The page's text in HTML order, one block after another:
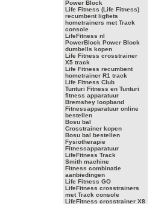
Power Block
Life Fitness (Life Fitness)
recumbent ligfiets
hometrainers met Track
console
LifeFitness nl
PowerBlock Power Block
dumbells kopen
Life Fitness crosstrainer
X5 track
Life Fitness recumbent
hometrainer R1 track
Life Fitness Club
Tunturi Fitness en Tunturi
fitness apparatuur
Bremshey loopband
Fitnessapparatuur online
bestellen
Bosu bal
Crosstrainer kopen
Bosu bal bestellen
Fysiotherapie
Fitnessapparatuur
LifeFitness Track
Smith machine
Fitness combinatie
aanbiedingen
Life Fitness GO
LifeFitness crosstrainers
met Track console
LifeFitness crosstrainer X8